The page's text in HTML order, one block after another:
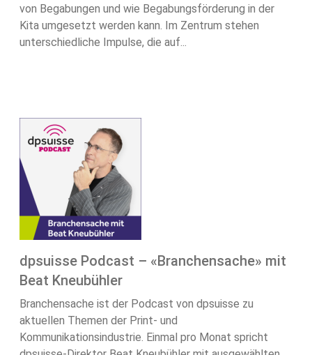
von Begabungen und wie Begabungsförderung in der
Kita umgesetzt werden kann. Im Zentrum stehen
unterschiedliche Impulse, die auf...
dpsuisse Podcast – «Branchensache» mit
Beat Kneubühler
Branchensache ist der Podcast von dpsuisse zu
aktuellen Themen der Print- und
Kommunikationsindustrie. Einmal pro Monat spricht